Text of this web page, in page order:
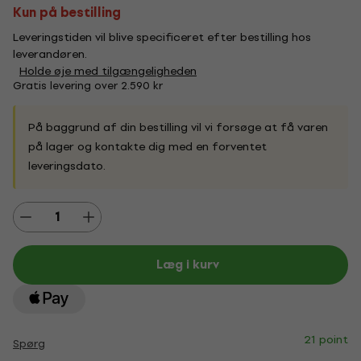
Kun på bestilling
Leveringstiden vil blive specificeret efter bestilling hos
leverandøren.
Holde øje med tilgængeligheden
Gratis levering over 2.590 kr
På baggrund af din bestilling vil vi forsøge at få varen
på lager og kontakte dig med en forventet
leveringsdato.
Læg i kurv
Spørg 21 point